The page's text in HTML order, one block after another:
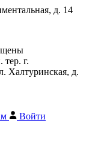
д. 14
г.
Халтуринская, д.
Войти